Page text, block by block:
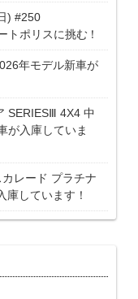
) #250
ポリスに挑む！
年モデル新車が
SERIESⅢ 4X4 中
が入庫していま
レード プラチナ
庫しています！